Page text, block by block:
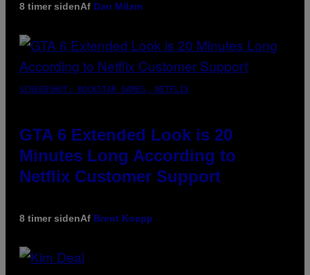
8 timer sidenAf Dan Milam
SCREENSHOT: ROCKSTAR GAMES, NETFLIX
GTA 6 Extended Look is 20
Minutes Long According to
Netflix Customer Support
8 timer sidenAf Brent Koepp